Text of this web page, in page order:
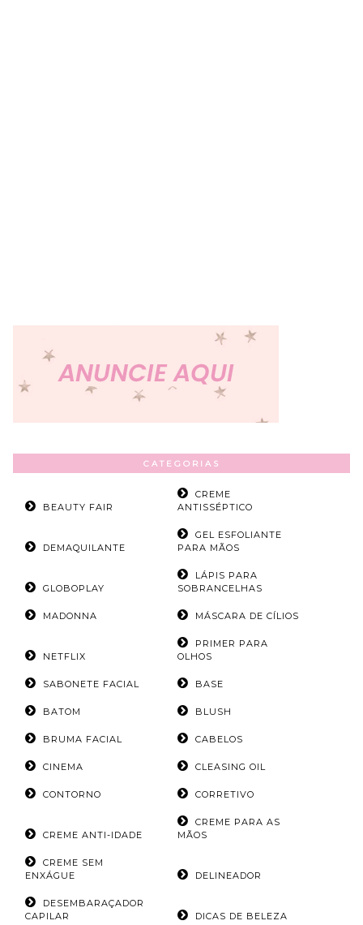
CATEGORIAS
BEAUTY FAIR
CREME
ANTISSÉPTICO
DEMAQUILANTE
GEL ESFOLIANTE
PARA MÃOS
GLOBOPLAY
LÁPIS PARA
SOBRANCELHAS
MADONNA MÁSCARA DE CÍLIOS
NETFLIX
PRIMER PARA
OLHOS
SABONETE FACIAL BASE
BATOM BLUSH
BRUMA FACIAL CABELOS
CINEMA CLEASING OIL
CONTORNO CORRETIVO
CREME ANTI-IDADE
CREME PARA AS
MÃOS
CREME SEM
ENXÁGUE
DELINEADOR
DESEMBARAÇADOR
CAPILAR
DICAS DE BELEZA